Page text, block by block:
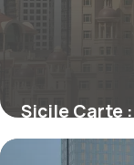
Sicile Carte
27 juin 2026